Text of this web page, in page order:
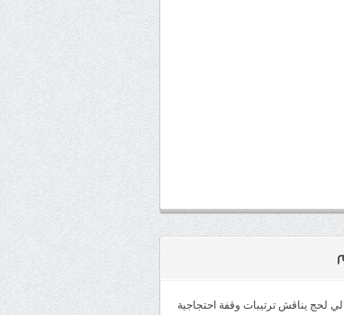
لحج يناقش ترتيبات وقفة احتجاجية